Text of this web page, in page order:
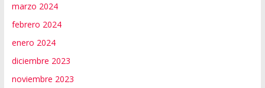
marzo 2024
febrero 2024
enero 2024
diciembre 2023
noviembre 2023